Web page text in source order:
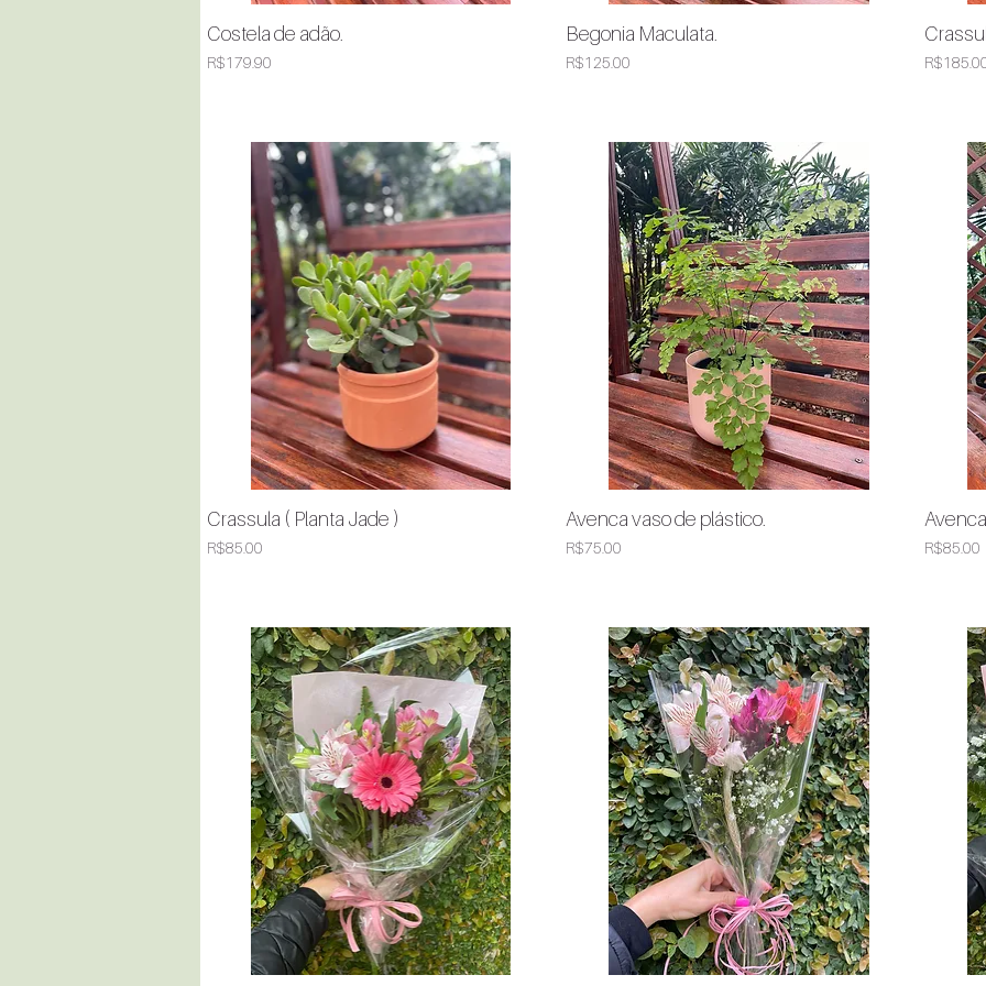
Costela de adão.
Price
R$179.90
Quick View
Begonia Maculata.
Price
R$125.00 Price
Quick View
Crassula ( Planta Jade )
Price
R$85.00
Quick View
Avenca vaso de plástico.
Price
R$75.00 Price
R$85.00